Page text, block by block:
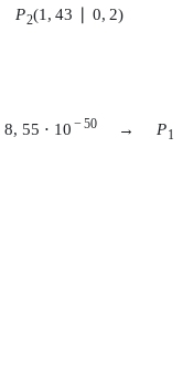
P2(1 , 43 0, 2)
8, 55 ⋅ 10 −50 → P1